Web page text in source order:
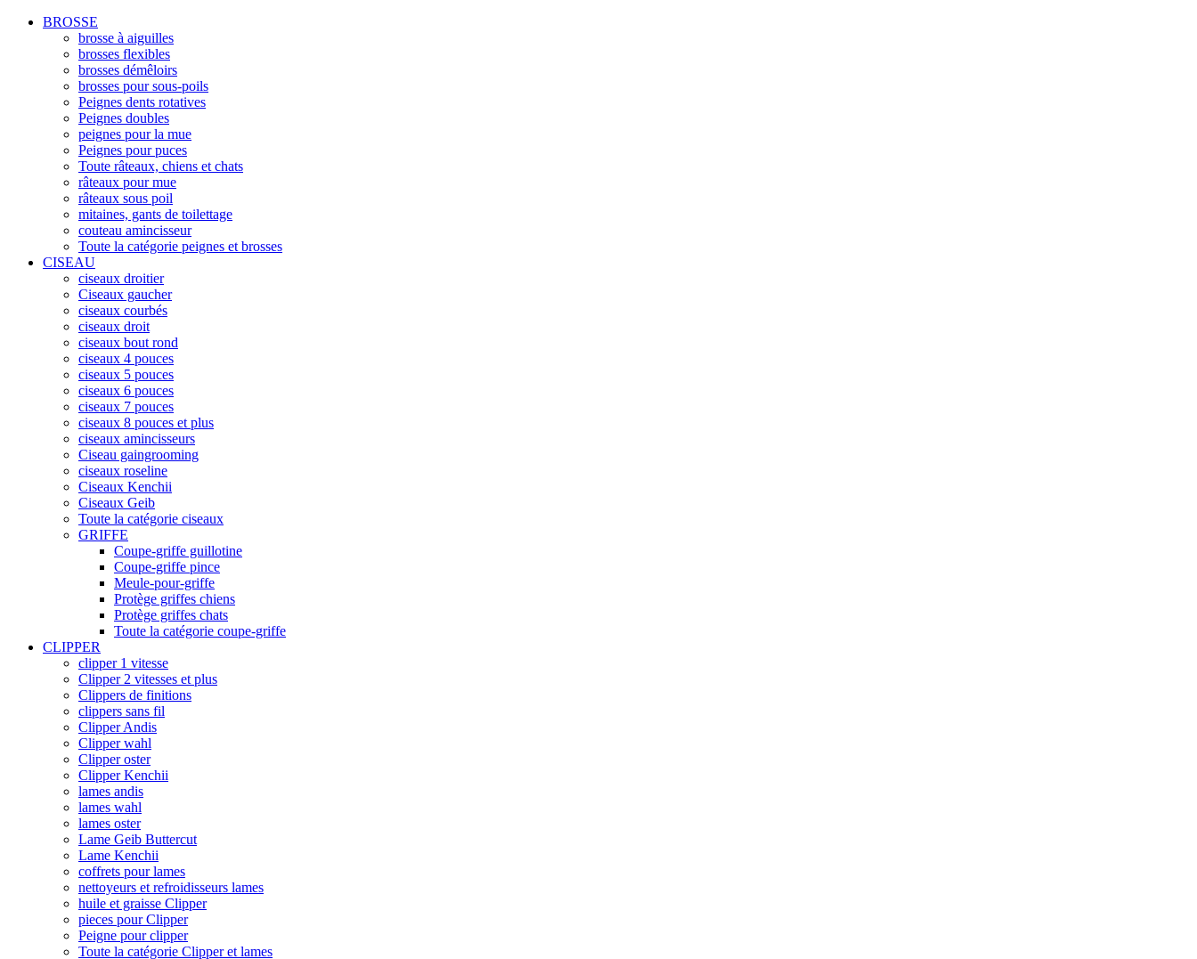
BROSSE
brosse à aiguilles
brosses flexibles
brosses démêloirs
brosses pour sous-poils
Peignes dents rotatives
Peignes doubles
peignes pour la mue
Peignes pour puces
Toute râteaux, chiens et chats
râteaux pour mue
râteaux sous poil
mitaines, gants de toilettage
couteau amincisseur
Toute la catégorie peignes et brosses
CISEAU
ciseaux droitier
Ciseaux gaucher
ciseaux courbés
ciseaux droit
ciseaux bout rond
ciseaux 4 pouces
ciseaux 5 pouces
ciseaux 6 pouces
ciseaux 7 pouces
ciseaux 8 pouces et plus
ciseaux amincisseurs
Ciseau gaingrooming
ciseaux roseline
Ciseaux Kenchii
Ciseaux Geib
Toute la catégorie ciseaux
GRIFFE
Coupe-griffe guillotine
Coupe-griffe pince
Meule-pour-griffe
Protège griffes chiens
Protège griffes chats
Toute la catégorie coupe-griffe
CLIPPER
clipper 1 vitesse
Clipper 2 vitesses et plus
Clippers de finitions
clippers sans fil
Clipper Andis
Clipper wahl
Clipper oster
Clipper Kenchii
lames andis
lames wahl
lames oster
Lame Geib Buttercut
Lame Kenchii
coffrets pour lames
nettoyeurs et refroidisseurs lames
huile et graisse Clipper
pieces pour Clipper
Peigne pour clipper
Toute la catégorie Clipper et lames